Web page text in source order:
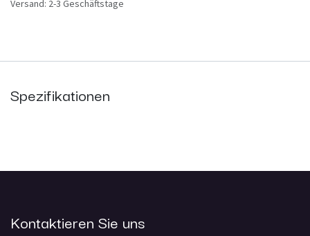
Versand: 2-3 Geschäftstage
Spezifikationen
Kontaktieren Sie uns